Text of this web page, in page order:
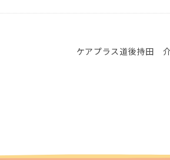
ケアプラス道後持田